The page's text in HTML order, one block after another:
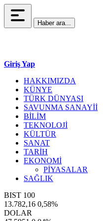
Haber ara...
Giriş Yap
HAKKIMIZDA
KÜNYE
TÜRK DÜNYASI
SAVUNMA SANAYİİ
BİLİM
TEKNOLOJİ
KÜLTÜR
SANAT
TARİH
EKONOMİ
PİYASALAR
SAĞLIK
BIST 100
13.782,16 0,58%
DOLAR